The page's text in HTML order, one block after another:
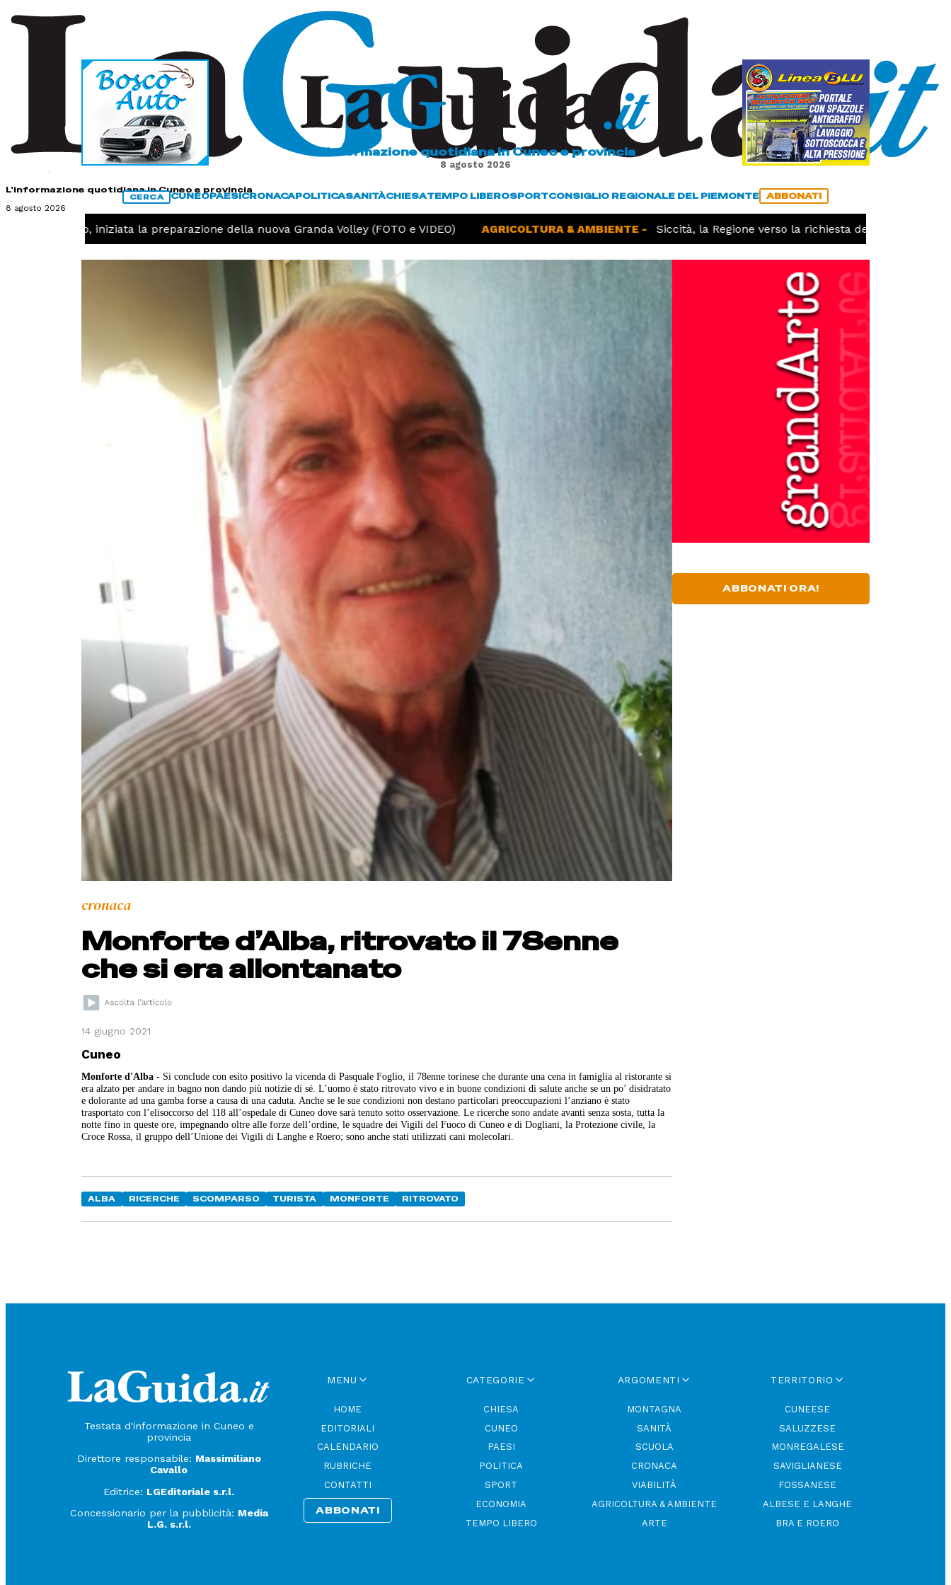
L'informazione quotidiana in Cuneo e provincia
8 agosto 2026
L'informazione quotidiana in Cuneo e provincia
8 agosto 2026
CERCA CUNEOPAESICRONACAPOLITICASANITÀCHIESATEMPO LIBEROSPORTCONSIGLIO REGIONALE DEL PIEMONTE ABBONATI
Pallavolo, iniziata la preparazione della nuova Granda Volley (FOTO e VIDEO) AGRICOLTURA & AMBIENTE - Siccità, la Regione verso la richiesta dello stato di
cronaca
Monforte d’Alba, ritrovato il 78enne
che si era allontanato
14 giugno 2021
Cuneo
Monforte d'Alba - Si conclude con esito positivo la vicenda di Pasquale Foglio, il 78enne torinese che durante una cena in famiglia al ristorante si
era alzato per andare in bagno non dando più notizie di sé. L’uomo è stato ritrovato vivo e in buone condizioni di salute anche se un po’ disidratato
e dolorante ad una gamba forse a causa di una caduta. Anche se le sue condizioni non destano particolari preoccupazioni l’anziano è stato
trasportato con l’elisoccorso del 118 all’ospedale di Cuneo dove sarà tenuto sotto osservazione. Le ricerche sono andate avanti senza sosta, tutta la
notte fino in queste ore, impegnando oltre alle forze dell’ordine, le squadre dei Vigili del Fuoco di Cuneo e di Dogliani, la Protezione civile, la
Croce Rossa, il gruppo dell’Unione dei Vigili di Langhe e Roero; sono anche stati utilizzati cani molecolari.
ALBA RICERCHE SCOMPARSO TURISTA MONFORTE RITROVATO
ABBONATI ORA!
Testata d'informazione in Cuneo e
provincia
Direttore responsabile: Massimiliano
Cavallo
Editrice: LGEditoriale s.r.l.
Concessionario per la pubblicità: Media
L.G. s.r.l.
MENU
HOME
EDITORIALI
CALENDARIO
RUBRICHE
CONTATTI
ABBONATI
CATEGORIE
CHIESA
CUNEO
PAESI
POLITICA
SPORT
ECONOMIA
TEMPO LIBERO
ARGOMENTI
MONTAGNA
SANITÀ
SCUOLA
CRONACA
VIABILITÀ
AGRICOLTURA & AMBIENTE
ARTE
TERRITORIO
CUNEESE
SALUZZESE
MONREGALESE
SAVIGLIANESE
FOSSANESE
ALBESE E LANGHE
BRA E ROERO